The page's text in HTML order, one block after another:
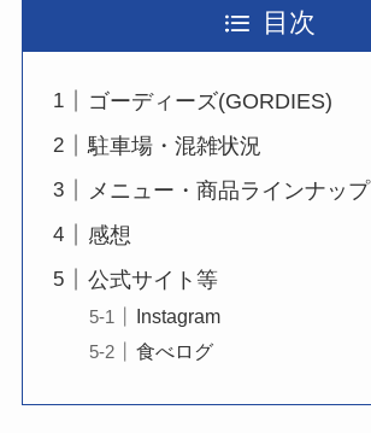
目次
ゴーディーズ(GORDIES)
駐車場・混雑状況
メニュー・商品ラインナップ
感想
公式サイト等
Instagram
食べログ